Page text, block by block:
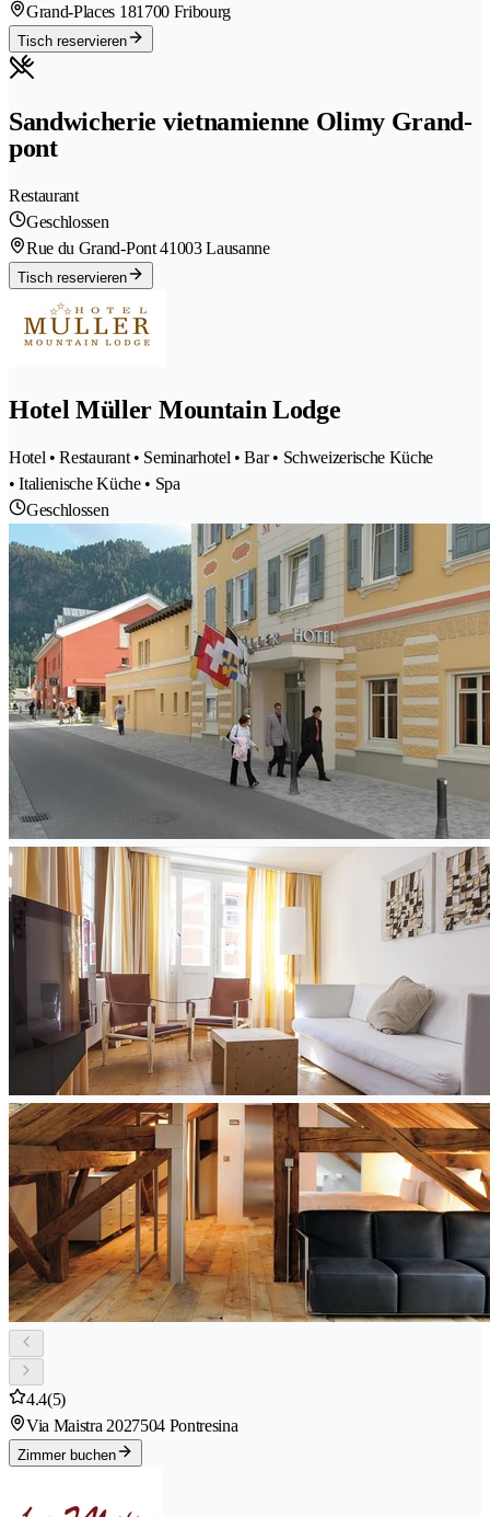
Grand-Places 181700 Fribourg
Tisch reservieren
Sandwicherie vietnamienne Olimy Grand-
pont
Restaurant
Geschlossen
Rue du Grand-Pont 41003 Lausanne
Tisch reservieren
Hotel Müller Mountain Lodge
Hotel • Restaurant • Seminarhotel • Bar • Schweizerische Küche
• Italienische Küche • Spa
Geschlossen
4.4(5)
Via Maistra 2027504 Pontresina
Zimmer buchen